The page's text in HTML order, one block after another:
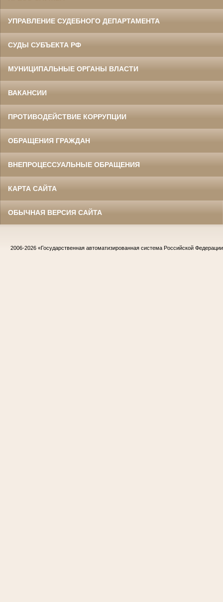
УПРАВЛЕНИЕ СУДЕБНОГО ДЕПАРТАМЕНТА
СУДЫ СУБЪЕКТА РФ
МУНИЦИПАЛЬНЫЕ ОРГАНЫ ВЛАСТИ
ВАКАНСИИ
ПРОТИВОДЕЙСТВИЕ КОРРУПЦИИ
ОБРАЩЕНИЯ ГРАЖДАН
ВНЕПРОЦЕССУАЛЬНЫЕ ОБРАЩЕНИЯ
КАРТА САЙТА
ОБЫЧНАЯ ВЕРСИЯ САЙТА
2006-2026 «Государственная автоматизированная система Российской